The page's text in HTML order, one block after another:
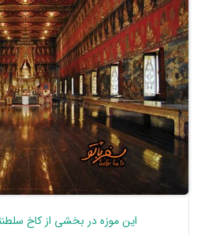
این موزه در بخشی از کاخ